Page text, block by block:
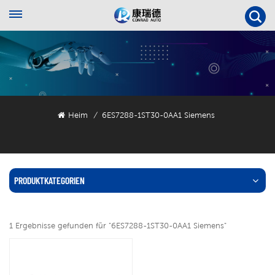
Heim / 6ES7288-1ST30-0AA1 Siemens
PRODUKTKATEGORIEN
1 Ergebnisse gefunden für "6ES7288-1ST30-0AA1 Siemens"